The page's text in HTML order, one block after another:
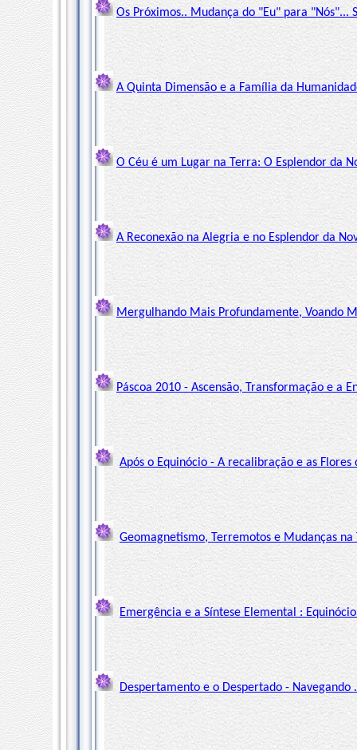
Os Próximos.. Mudança do "Eu" para
A Quinta Dimensão e a Família da
O Céu é um Lugar na Terra: O Esplendor da
A Reconexão na Alegria e no Esplendor da
Mergulhando Mais Profundamente, Voando
Páscoa 2010 - Ascensão, Transformação e a
Após o Equinócio - A recalibração e as
Geomagnetismo, Terremotos e Mudanças
Emergência e a Síntese Elemental :
Despertamento e o Despertado -